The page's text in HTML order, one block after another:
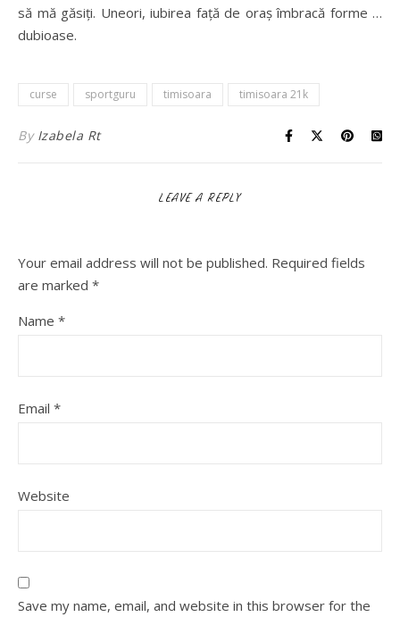
să mă găsiți. Uneori, iubirea față de oraș îmbracă forme …
dubioase.
curse sportguru timisoara timisoara 21k
By Izabela Rt
LEAVE A REPLY
Your email address will not be published. Required fields
are marked *
Name *
Email *
Website
Save my name, email, and website in this browser for the